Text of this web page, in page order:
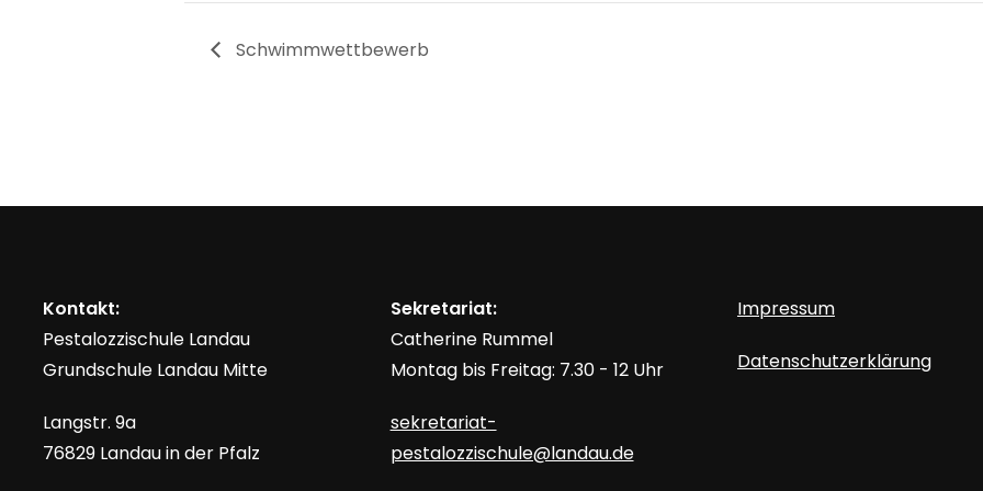
Schwimmwettbewerb
Kontakt:
Pestalozzischule Landau
Grundschule Landau Mitte
Langstr. 9a
76829 Landau in der Pfalz
Sekretariat:
Catherine Rummel
Montag bis Freitag: 7.30 - 12 Uhr
sekretariat-
pestalozzischule@landau.de
Impressum
Datenschutzerklärung